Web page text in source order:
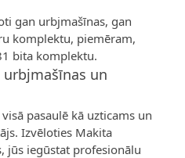
gan urbjmašīnas, gan
komplektu, piemēram,
bita komplektu.
urbjmašīnas un
pasaulē kā uzticams un
Izvēloties Makita
jūs iegūstat profesionālu